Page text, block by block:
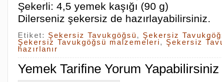
Şekerli: 4,5 yemek kaşığı (90 g)
Dilerseniz şekersiz de hazırlayabilirsiniz.
Etiket: Şekersiz Tavukgöğsü, Şekersiz
Şekersiz Tavukgöğsü malzemeleri, Şekersiz
hazırlanır
Yemek Tarifine Yorum Yapabilirsiniz